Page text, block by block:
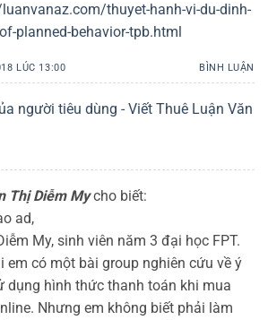
thuyet-hanh-vi-du-dinh-
planned-behavior-tpb.html
LÚC 13:00 BÌNH LUẬN
người tiêu dùng - Viết Thuê Luận Văn
Thị Diễm My cho biết:
ad,
My, sinh viên năm 3 đại học FPT.
em có một bài group nghiên cứu về ý
dụng hình thức thanh toán khi mua
Nhưng em không biết phải làm